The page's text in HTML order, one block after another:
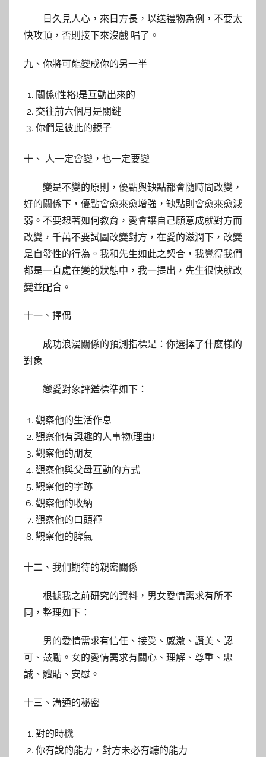
日久見人心，來日方長，以送禮物為例，不要太
快攻頂，否則接下來沒戲 唱了。
九、你將可能變成你的另一半
關係(性格)是互動出來的
交往前六個月是關鍵
你們是彼此的鏡子
十、 人一定會變，也一定要變
變是不變的原則，優點與缺點都會隨時間改變，
好的關係下，優點會愈來愈增強，缺點則會愈來愈減
弱。不要想著如何教育，愛會讓自己願意成就對方而
改變，千萬不要試圖改變對方，在愛的滋潤下，改變
是自發性的行為。我和先生如此之契合，我覺得我們
都是一直處在變的狀態中，我一提出，先生很快就改
變並配合。
十一、擇偶
成功浪漫關係的預測指標是：你選擇了什麼樣的
對象
戀愛對象評鑑標準如下：
觀察他的生活作息
觀察他有興趣的人事物(理由)
觀察他的朋友
觀察他與父母互動的方式
觀察他的字跡
觀察他的收納
觀察他的口頭禪
觀察他的脾氣
十二、我們期待的親密關係
根據我之前研究的資料，男女愛情需求有所不
同，整理如下：
男的愛情需求有信任、接受、感激、讚美、認
可、鼓勵。女的愛情需求有關心、理解、尊重、忠
誠、體貼、安慰。
十三、溝通的秘密
對的時機
你有說的能力，對方未必有聽的能力